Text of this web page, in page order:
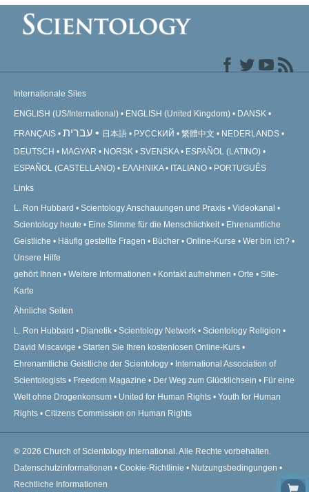
Internationale Sites
ENGLISH (US/International) ENGLISH (United Kingdom) DANSK
FRANÇAIS עברית 日本語 РУССКИЙ 繁體中文
NEDERLANDS
DEUTSCH
MAGYAR NORSK SVENSKA
ESPAÑOL (LATINO)
ESPAÑOL (CASTELLANO)
ΕΛΛΗΝΙΚA ITALIANO PORTUGUÊS
Links
L. Ron Hubbard Scientology Anschauungen und Praxis
Videokanal
Scientology heute
Eine Stimme für die Menschlichkeit
Ehrenamtliche
Geistliche
Häufig gestellte Fragen Bücher Online-Kurse
Wer bin ich?
Unsere Hilfe
gehört Ihnen
Weitere Informationen Kontakt aufnehmen Orte
Site-
Karte
Ähnliche Seiten
L. Ron Hubbard Dianetik Scientology Network
Scientology Religion
David Miscavige
Starten Sie Ihren kostenlosen Online-Kurs
Ehrenamtliche Geistliche der Scientology
International Association of
Scientologists
Freedom Magazine Der Weg zum Glücklichsein
Für eine
Welt ohne Drogenkonsum
United for Human Rights
Youth for Human
Rights
Citizens Commission on Human Rights
© 2026 Church of Scientology International.Alle Rechte vorbehalten.
Datenschutzinformationen • Cookie-Richtlinie • Nutzungsbedingungen •
Rechtliche Informationen